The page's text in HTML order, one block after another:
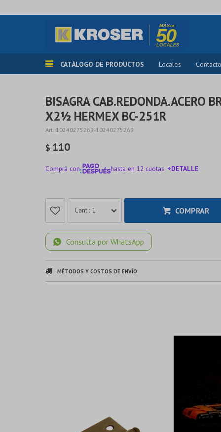
CATÁLOGO DE PRODUCTOS Locales Contacto
BISAGRA CAB.REDONDA.ACERO
X2½ HERMEX BC-251R
10240275269-10240275269
$ 110
Comprá con hasta en 12 cuotas +DETALLE
1 COMPRAR
Consulta por WhatsApp
MÉTODOS Y COSTOS DE ENVÍO